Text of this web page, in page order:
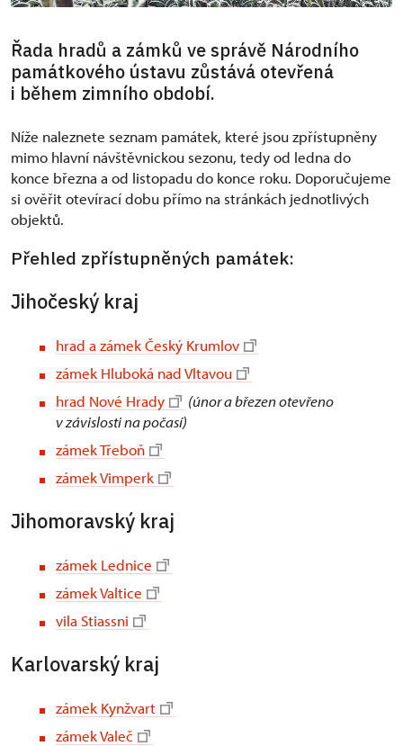
Řada hradů a zámků ve správě Národního
památkového ústavu zůstává otevřená
i během zimního období.
Níže naleznete seznam památek, které jsou zpřístupněny
mimo hlavní návštěvnickou sezonu, tedy od ledna do
konce března a od listopadu do konce roku. Doporučujeme
si ověřit otevírací dobu přímo na stránkách jednotlivých
objektů.
Přehled zpřístupněných památek:
Jihočeský kraj
hrad a zámek Český Krumlov
zámek Hluboká nad Vltavou
hrad Nové Hrady
(únor a březen otevřeno
v závislosti na počasí)
zámek Třeboň
zámek Vimperk
Jihomoravský kraj
zámek Lednice
zámek Valtice
vila Stiassni
Karlovarský kraj
zámek Kynžvart
zámek Valeč